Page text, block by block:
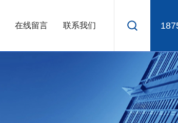
在线留言 联系我们